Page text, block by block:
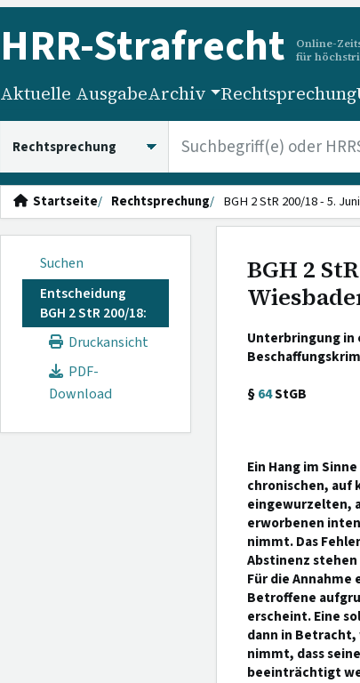
HRR-Strafrecht
Online-
für
Aktuelle AusgabeArchiv Rechtsprechung
Startseite Rechtsprechung BGH 2 StR 200/18 - 5.
Suchen
Entscheidung
BGH 2 StR 200/18:
Druckansicht
PDF-
Download
BGH 2
Unterbringung in
§64StGB
Ein Hang im
chronischen, auf
eingewurzelten,
erworbenen
nimmt. Das
Abstinenz
Für die Annahme
Betroffene
erscheint. Eine
dann in
nimmt, dass
beeinträchtigt